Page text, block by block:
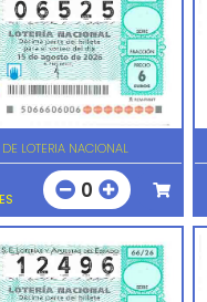
DE LOTERIA NACIONAL
0